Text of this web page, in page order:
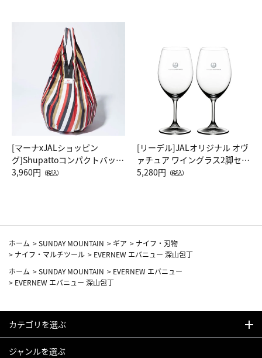
[マーナxJALショッピン
グ]Shupattoコンパクトバッグ
Drop JAL客室乗務員（LC）ス
3,960円 （税込）
[リーデル]JALオリジナル オヴ
ァチュア ワイングラス2脚セッ
ト（レッドワイン）
5,280円 （税込）
ホーム >SUNDAY MOUNTAIN > ギア > ナイフ・刃物
> ナイフ・マルチツール > EVERNEW エバニュー 深山包丁
ホーム >SUNDAY MOUNTAIN > EVERNEW エバニュー
> EVERNEW エバニュー 深山包丁
カテゴリを選ぶ
ジャンルを選ぶ